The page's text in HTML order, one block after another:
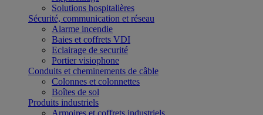
Solutions hospitalières
Sécurité, communication et réseau
Alarme incendie
Baies et coffrets VDI
Eclairage de securité
Portier visiophone
Conduits et cheminements de câble
Colonnes et colonnettes
Boîtes de sol
Produits industriels
Armoires et coffrets industriels